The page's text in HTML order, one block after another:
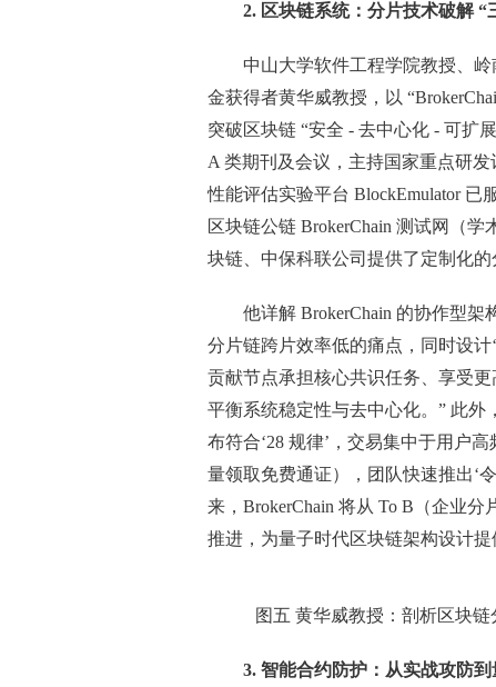
2. 区块链系统：分片技术破解
中山大学软件工程学院教授、
金获得者黄华威教授，以
突破区块链 “安全 - 去中心化 - 可扩
A 类期刊及会议，主持国家重点研
性能评估实验平台 BlockEmulator
区块链公链 BrokerChain 测试网（
块链、中保科联公司提供了定制化的
他详解 BrokerChain 的协作型架
分片链跨片效率低的痛点，同时设
贡献节点承担核心共识任务、享受
平衡系统稳定性与去中心化。” 此外
布符合‘28 规律’，交易集中于用户
量领取免费通证），团队快速推出‘
来，BrokerChain 将从 To B（企业
推进，为量子时代区块链架构设计提
图五 黄华威教授：剖析区块
3. 智能合约防护：从实战攻防